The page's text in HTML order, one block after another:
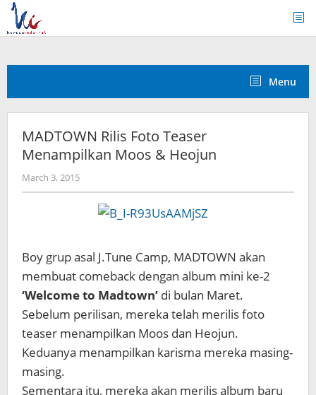
Skip
content
Menu
MADTOWN Rilis Foto Teaser
Menampilkan Moos & Heojun
March 3, 2015by
Koreanindo
Boy grup asal J.Tune Camp, MADTOWN akan
membuat comeback dengan album mini ke-2
‘Welcome to Madtown’ di bulan Maret.
Sebelum perilisan, mereka telah merilis foto
teaser menampilkan Moos dan Heojun.
Keduanya menampilkan karisma mereka masing-
masing.
Sementara itu, mereka akan merilis album baru